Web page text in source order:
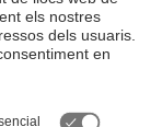
marxandatge
i salut